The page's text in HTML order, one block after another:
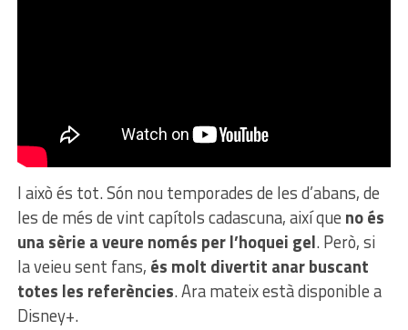
I això és tot. Són nou temporades de les d’abans, de
les de més de vint capítols cadascuna, així que no és
una sèrie a veure només per l’hoquei gel. Però, si
la veieu sent fans, és molt divertit anar buscant
totes les referències. Ara mateix està disponible a
Disney+.